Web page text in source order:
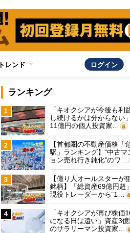
トレンド ログイン
ランキング
1
「キオクシアが今後も利
し続けるかは分からない
11億円の個人投資家…
2
【首都圏の不動産価格「
駅」ランキング】“中古マ
ョン売れ行き鈍化”のワ…
3
【億り人オールスターが
銘柄】「総資産69億円超
現役トレーダーから“1…
4
「キオクシアが再び株価
になる日は遠い」資産3
のサラリーマン投資家…